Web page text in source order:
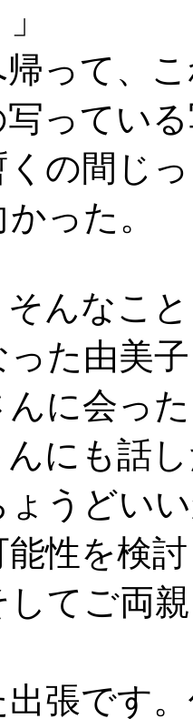
って、
ってい
の間じ
った。
なこと
た由美
んに会っ
にも話
ょうどい
性を検
てご両
張です